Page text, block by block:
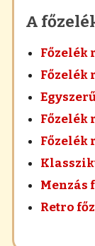
A
Főzelék
Főzelék
Főzelék
Főzelék
Menzás
Retro